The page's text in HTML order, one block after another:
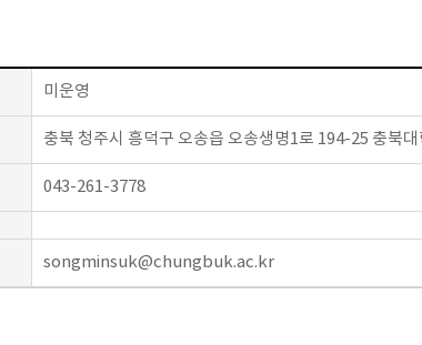
미운영
충북 청주시 흥덕구 오송읍 오송생명1로 194-25 충북
043-261-3778
songminsuk@chungbuk.ac.kr